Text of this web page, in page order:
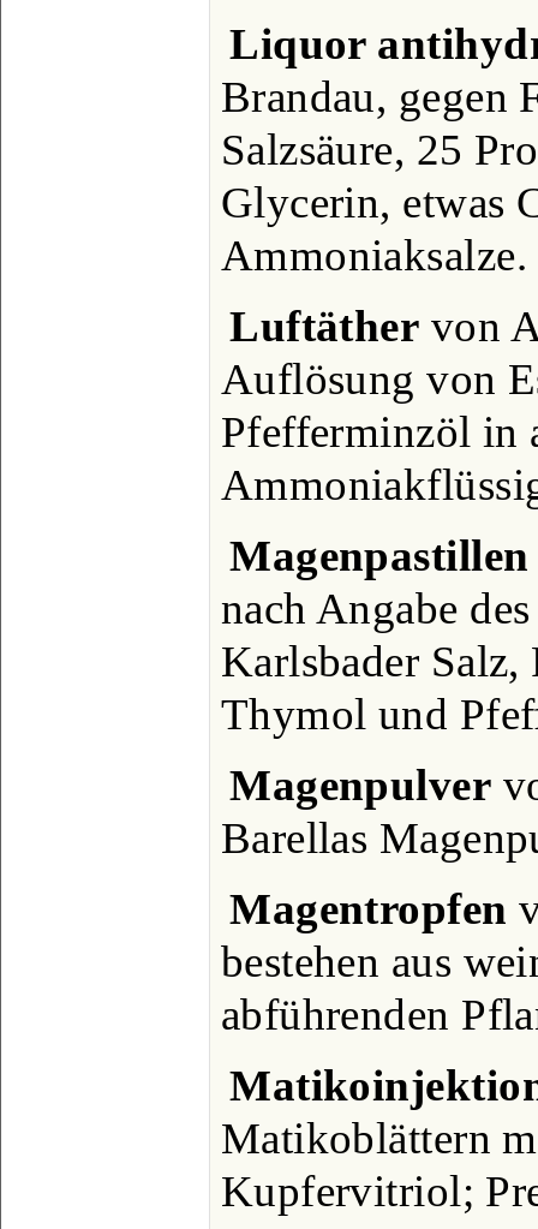
Liquor
Brandau, gegen
Salzsäure, 25
Glycerin, etwas
Ammoniaksalze.
Luftäther von
Auflösung von
Pfefferminzöl in
Magenpastillen
nach Angabe
Karlsbader Salz,
Thymol und
Magenpulver
Barellas
Magentropfen
bestehen aus
abführenden
Matikoblättern
Kupfervitriol;